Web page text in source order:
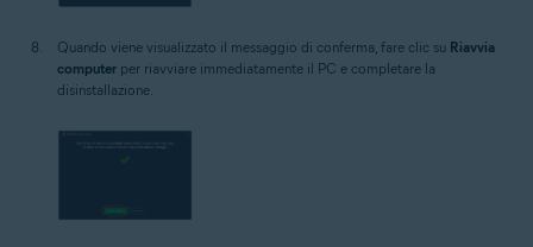
Quando viene visualizzato il messaggio di conferma, fare clic su Riavvia
computer per riavviare immediatamente il PC e completare la
disinstallazione.